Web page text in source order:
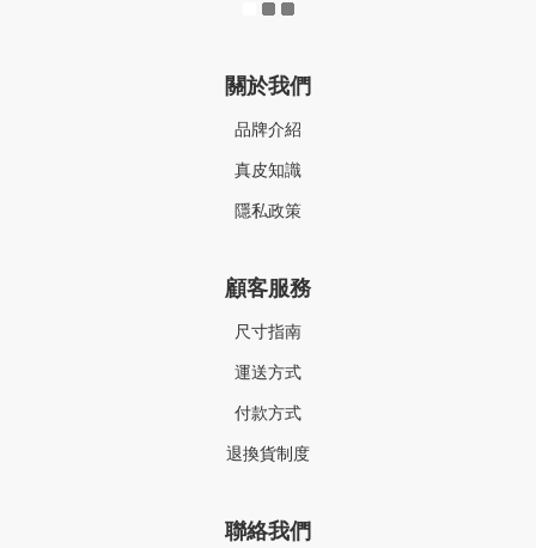
關於我們
品牌介紹
真皮知識
隱私政策
顧客服務
尺寸指南
運送方式
付款方式
退換貨制度
聯絡我們